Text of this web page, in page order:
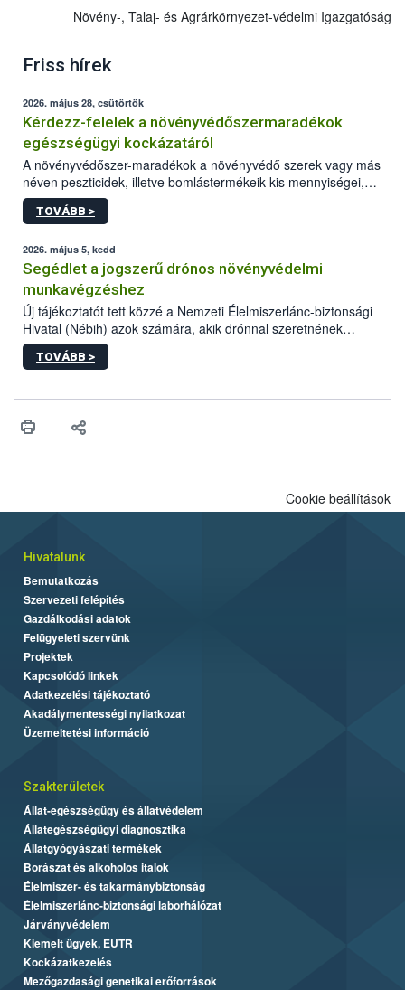
Növény-, Talaj- és Agrárkörnyezet-védelmi Igazgatóság
Friss hírek
2026. május 28, csütörtök
Kérdezz-felelek a növényvédőszermaradékok
egészségügyi kockázatáról
A növényvédőszer-maradékok a növényvédő szerek vagy más
néven peszticidek, illetve bomlástermékeik kis mennyiségei,
melyek a terményekben vagy azok felületén a betakarítást,
szüretelést, illetve tárolást követően is megmaradhatnak. Az
mennyiségének esetenként a kezelt terményeken is jelen kell
lennie. Nem minden élelmiszer tartalmaz szermaradékot.
Azokban az élelmiszerekben is, melyekben kimutathatóak,
általában csak nagyon kis mennyiségben vannak jelen, így nem
jelenthetnek kockázatot a fogyasztó egészségére nézve.
TOVÁBB >
2026. május 5, kedd
Segédlet a jogszerű drónos növényvédelmi
munkavégzéshez
Új tájékoztatót tett közzé a Nemzeti Élelmiszerlánc-biztonsági
Hivatal (Nébih) azok számára, akik drónnal szeretnének
növényvédelmi vagy tápanyag-gazdálkodási tevékenységet
végezni Magyarországon. Az összefoglaló részletesen
műszaki és hatósági feltételek.
TOVÁBB >
Cookie beállítások
Hivatalunk
Bemutatkozás
Szervezeti felépítés
Gazdálkodási adatok
Felügyeleti szervünk
Projektek
Kapcsolódó linkek
Adatkezelési tájékoztató
Akadálymentességi nyilatkozat
Üzemeltetési információ
Szakterületek
Állat-egészségügy és állatvédelem
Állategészségügyi diagnosztika
Állatgyógyászati termékek
Borászat és alkoholos italok
Élelmiszer- és takarmánybiztonság
Élelmiszerlánc-biztonsági laborhálózat
Járványvédelem
Kiemelt ügyek, EUTR
Kockázatkezelés
Mezőgazdasági genetikai erőforrások